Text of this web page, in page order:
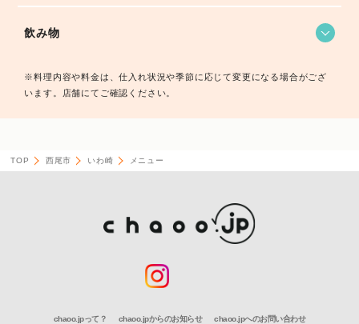
飲み物
※料理内容や料金は、仕入れ状況や季節に応じて変更になる場合がござ
います。店舗にてご確認ください。
TOP 西尾市 いわ崎 メニュー
chaoo.jpって？ chaoo.jpからのお知らせ chaoo.jpへのお問い合わせ